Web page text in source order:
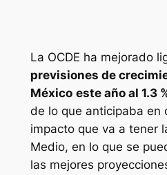
La OCDE ha mejorado
previsiones de
México este año al 1.3
de lo que anticipaba en
impacto que va a tener
Medio, en lo que se
las mejores